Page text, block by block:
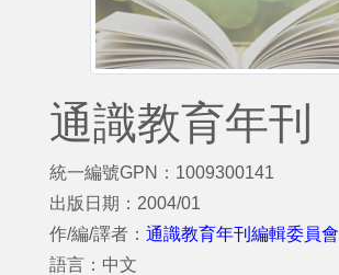
通識教育年刊
統一編號GPN：1009300141
出版日期：2004/01
作/編/譯者： 通識教育年刊編輯委員會
語言：中文